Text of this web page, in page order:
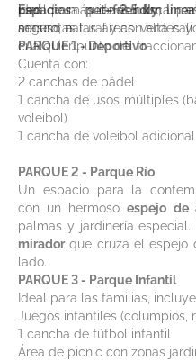
Espacios pet–friendly,
mascotas.
ideal para quienes buscan
seguro, natural y con alta
padde más de2.5 km
acceso a las áreas verdes
cualquier punto del
PARQUE 1 - Deportivo
Cuenta con:
2 canchas de pádel
1 cancha de usos múltiples
voleibol)
1 cancha de voleibol adicional
PARQUE 2 - Parque Río
Un espacio para la
con un hermoso espejo de
palmas y jardinería especial.
miradorque cruza el espejo
lado.
PARQUE 3 - Parque Infantil
Ideal para las familias,
Juegos infantiles (columpios,
1 cancha de fútbol infantil
Área de picnic con zonas